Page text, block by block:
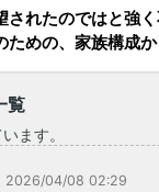
されたのではと強
ための、家族構成か
覧
ます。
2026/04/08 02:29